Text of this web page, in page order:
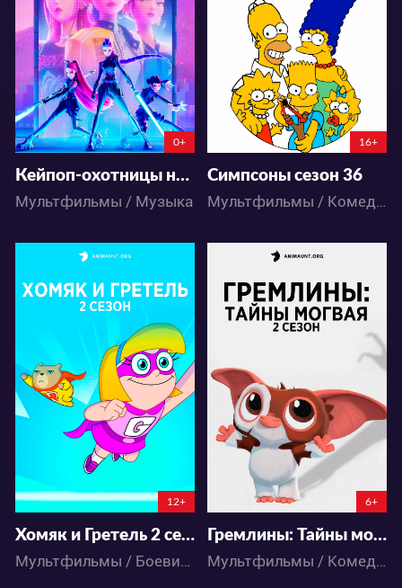
51 82
0+
Кейпоп-охотницы на демонов | KPop Demon Hunters
Мультфильмы / Музыка
61 24
16+
Симпсоны сезон 36
Мультфильмы / Комедия
10304
20
12+
Хомяк и Гретель 2 сезон
Мультфильмы / Боевик / Комедия / Приключения / Фантастика / Фэнтези
52 21
6+
Гремлины: Тайны могвая 2 сезон
Мультфильмы / Комедия / Приключения / Фэнтези